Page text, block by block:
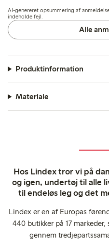
holdbarheden efter flere vaske.
AI-genereret opsummering af
indeholde fejl.
Alle
Produktinformation
Materiale
Hos Lindex tror vi på
og igen, undertøj til alle
til endeløs leg og det
Lindex er en af Europas
440 butikker på 17
gennem